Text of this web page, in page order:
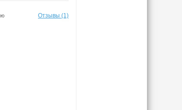
Отзывы (1)